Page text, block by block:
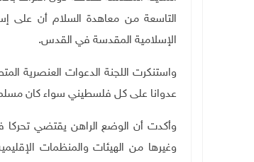
التاسعة من معاهدة السلام أن على
الإسلامية المقدسة في القدس.
واستنكرت اللجنة الدعوات العنصرية
عدوانا على كل فلسطيني سواء كان
وأكدت أن الوضع الراهن يقتضي تحركا
وغيرها من الهيئات والمنظمات